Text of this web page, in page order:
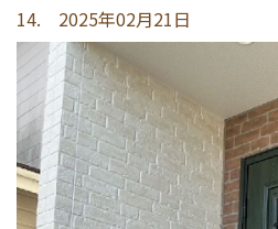
14. 2025年02月21日